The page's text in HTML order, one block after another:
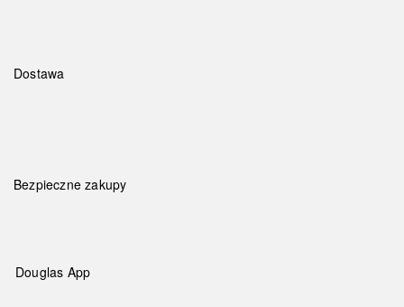
Dostawa
Bezpieczne zakupy
Douglas App